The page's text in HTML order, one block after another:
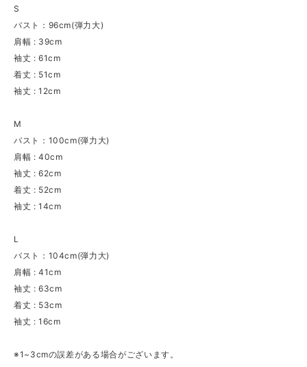
S
バスト：96cm(弾力大)
肩幅 : 39cm
袖丈 : 61cm
着丈 : 51cm
袖丈 : 12cm
M
バスト：100cm(弾力大)
肩幅 : 40cm
袖丈 : 62cm
着丈 : 52cm
袖丈 : 14cm
L
バスト：104cm(弾力大)
肩幅 : 41cm
袖丈 : 63cm
着丈 : 53cm
袖丈 : 16cm
※1~3cmの誤差がある場合がございます。